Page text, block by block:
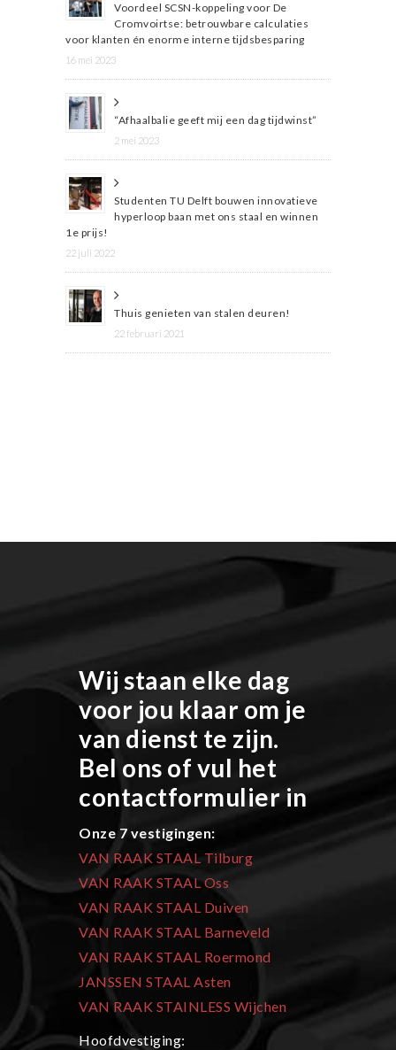
Voordeel SCSN-koppeling voor De
Cromvoirtse: betrouwbare calculaties
voor klanten én enorme interne tijdsbesparing
16 mei 2023
“Afhaalbalie geeft mij een dag tijdwinst”
2 mei 2023
Studenten TU Delft bouwen innovatieve
hyperloop baan met ons staal en winnen
1e prijs!
22 juli 2022
Thuis genieten van stalen deuren!
22 februari 2021
Wij staan elke dag
voor jou klaar om je
van dienst te zijn.
Bel ons of vul het
contactformulier in
Onze 7 vestigingen:
VAN RAAK STAAL Tilburg
VAN RAAK STAAL Oss
VAN RAAK STAAL Duiven
VAN RAAK STAAL Barneveld
VAN RAAK STAAL Roermond
JANSSEN STAAL Asten
VAN RAAK STAINLESS Wijchen
Hoofdvestiging: